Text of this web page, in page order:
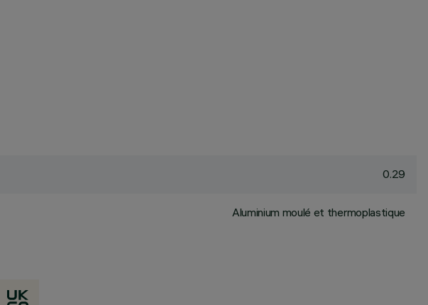
0.29
Aluminium moulé et thermoplastique